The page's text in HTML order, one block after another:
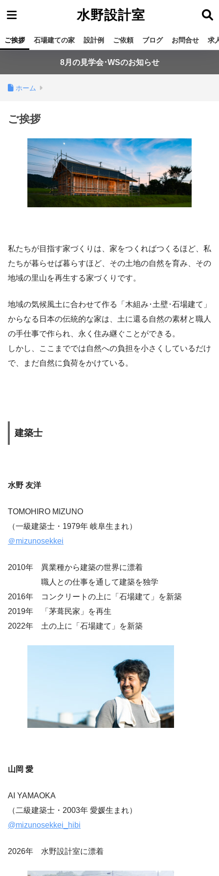
水野設計室
ご挨拶 石場建ての家 設計例 ご依頼 ブログ お問合せ 求
8月の見学会･WSのお知らせ
ホーム
ご挨拶
私たちが目指す家づくりは、家をつくればつくるほど、私
たちが暮らせば暮らすほど、その土地の自然を育み、その
地域の里山を再生する家づくりです。
地域の気候風土に合わせて作る「木組み･土壁･石場建て」
からなる日本の伝統的な家は、土に還る自然の素材と職人
の手仕事で作られ、永く住み継ぐことができる。
しかし、ここまででは自然への負担を小さくしているだけ
で、まだ自然に負荷をかけている。
建築士
水野 友洋
TOMOHIRO MIZUNO
（一級建築士・1979年 岐阜生まれ）
＠mizunosekkei
2010年 異業種から建築の世界に漂着
職人との仕事を通して建築を独学
2016年 コンクリートの上に「石場建て」を新築
2019年 「茅葺民家」を再生
2022年 土の上に「石場建て」を新築
山岡 愛
AI YAMAOKA
（二級建築士・2003年 愛媛生まれ）
@mizunosekkei_hibi
2026年 水野設計室に漂着